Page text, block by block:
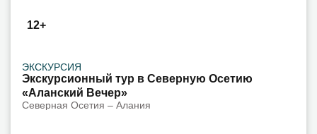
12+
ЭКСКУРСИЯ
Экскурсионный тур в Северную Осетию
«Аланский Вечер»
Северная Осетия – Алания